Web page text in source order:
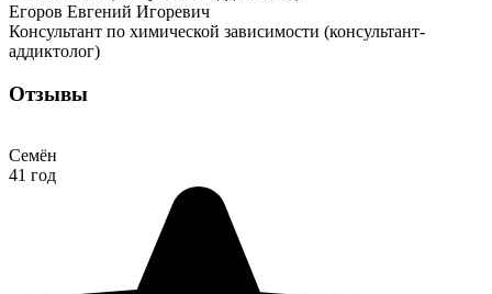
Егоров Евгений Игоревич
Консультант по химической зависимости (консультант-
аддиктолог)
Отзывы
Семён
41 год